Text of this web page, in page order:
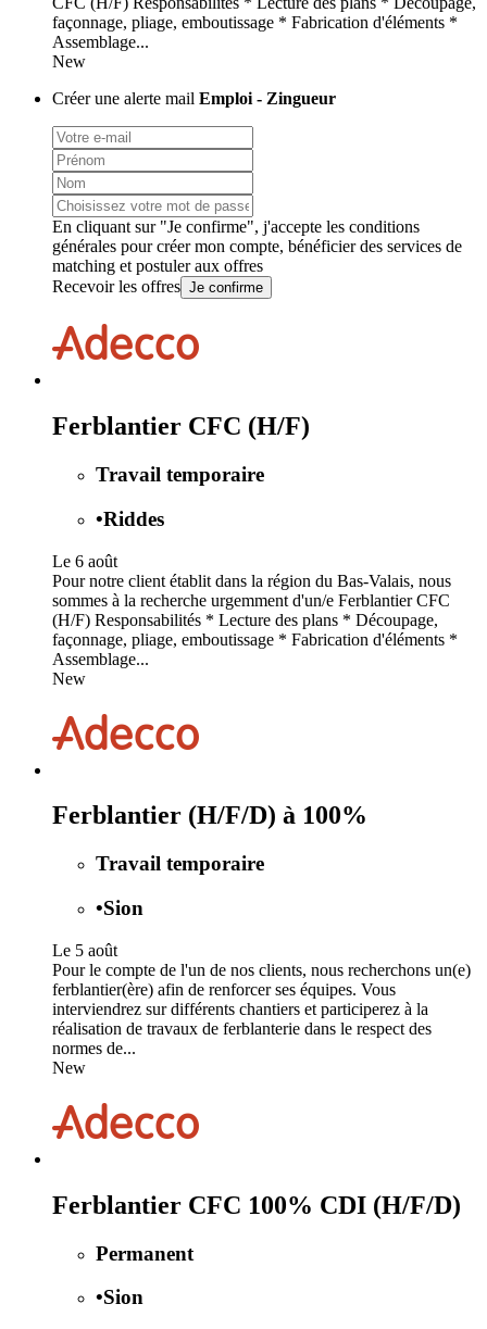
façonnage, pliage, emboutissage * Fabrication d'éléments *
Assemblage...
New
Créer une alerte mail Emploi - Zingueur
En cliquant sur "Je confirme", j'accepte les conditions
générales pour créer mon compte, bénéficier des services de
matching et postuler aux offres
Recevoir les offres Je confirme
Ferblantier CFC (H/F)
Travail temporaire
•Riddes
Le 6 août
Pour notre client établit dans la région du Bas-Valais, nous
sommes à la recherche urgemment d'un/e Ferblantier CFC
(H/F) Responsabilités * Lecture des plans * Découpage,
façonnage, pliage, emboutissage * Fabrication d'éléments *
Assemblage...
New
Ferblantier (H/F/D) à 100%
Travail temporaire
•Sion
Le 5 août
Pour le compte de l'un de nos clients, nous recherchons un(e)
ferblantier(ère) afin de renforcer ses équipes. Vous
interviendrez sur différents chantiers et participerez à la
réalisation de travaux de ferblanterie dans le respect des
normes de...
New
Ferblantier CFC 100% CDI (H/F/D)
Permanent
•Sion